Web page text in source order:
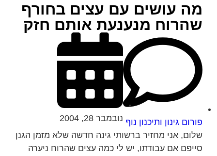
מה עושים עם עצים בחורף
שהרוח מנענעת אותם חזק
פורום גינון ותיכנון נוף נובמבר 28, 2004
שלום, אני מחזיר ברשותי גינה חדשה שלא מזמן הגנן
סייפם אם עבודתו, יש לי כמה עצים שהרוח ניערה